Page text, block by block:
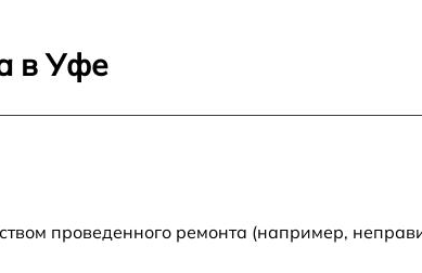
в Уфе
проведенного ремонта (например,